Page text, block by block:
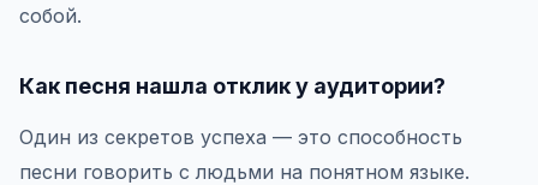
собой.
Как песня нашла отклик у аудитории?
Один из секретов успеха — это способность
песни говорить с людьми на понятном языке.